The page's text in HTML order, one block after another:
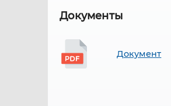
Документы
Документ